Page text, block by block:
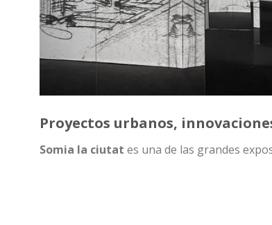
Proyectos urbanos,
Somia la ciutat es una de las grandes